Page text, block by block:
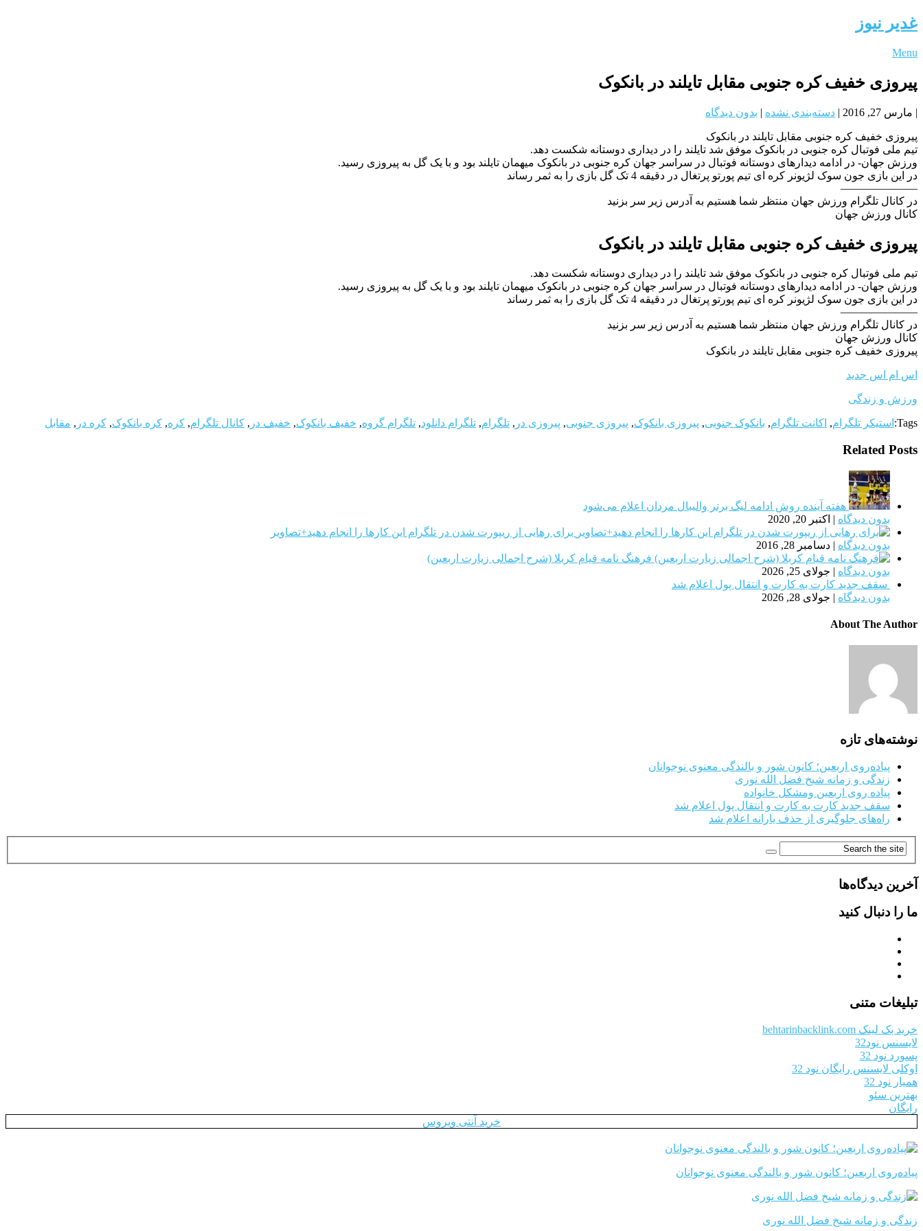
غدیر نیوز
Menu
پیروزی خفیف کره جنوبی مقابل تایلند در بانکوک
| مارس 27, 2016 | دسته‌بندی نشده | بدون دیدگاه
پیروزی خفیف کره جنوبی مقابل تایلند در بانکوک
تیم ملی فوتبال کره جنوبی در بانکوک موفق شد تایلند را در دیداری دوستانه شکست دهد.
ورزش جهان- در ادامه دیدارهای دوستانه فوتبال در سراسر جهان کره جنوبی در بانکوک میهمان تایلند بود و با یک گل به پیروزی رسید.
در این بازی جون سوک لژیونر کره ای تیم پورتو پرتغال در دقیقه 4 تک گل بازی را به ثمر رساند
———————
در کانال تلگرام ورزش جهان منتظر شما هستیم به آدرس زیر سر بزنید
کانال ورزش جهان
پیروزی خفیف کره جنوبی مقابل تایلند در بانکوک
تیم ملی فوتبال کره جنوبی در بانکوک موفق شد تایلند را در دیداری دوستانه شکست دهد.
ورزش جهان- در ادامه دیدارهای دوستانه فوتبال در سراسر جهان کره جنوبی در بانکوک میهمان تایلند بود و با یک گل به پیروزی رسید.
در این بازی جون سوک لژیونر کره ای تیم پورتو پرتغال در دقیقه 4 تک گل بازی را به ثمر رساند
———————
در کانال تلگرام ورزش جهان منتظر شما هستیم به آدرس زیر سر بزنید
کانال ورزش جهان
پیروزی خفیف کره جنوبی مقابل تایلند در بانکوک
اس ام اس جدید
ورزش و زندگی
Tags: استیکر تلگرام, اکانت تلگرام, بانکوک جنوبی, پیروزی بانکوک, پیروزی جنوبی, پیروزی در , تلگرام, تلگرام دانلود, تلگرام گروه, خفیف بانکوک, خفیف در , کانال تلگرام, کره, کره بانکوک, کره در , مقابل
Related Posts
هفته آینده روش ادامه لیگ برتر والیبال مردان اعلام می‌شود
بدون دیدگاه | اکتبر 20, 2020
برای رهایی از ریپورت شدن در تلگرام این کارها را انجام دهید+تصاویر
بدون دیدگاه | دسامبر 28, 2016
فرهنگ نامه قیام کربلا (شرح اجمالی زیارت اربعین)
بدون دیدگاه | جولای 25, 2026
سقف جدید کارت به کارت و انتقال پول اعلام شد
بدون دیدگاه | جولای 28, 2026
About The Author
نوشته‌های تازه
پیاده‌روی اربعین؛ کانون شور و بالندگی معنوی نوجوانان
زندگی و زمانه شیخ فضل الله نوری
پیاده روی اربعین ومشکل خانواده
سقف جدید کارت به کارت و انتقال پول اعلام شد
راه‌های جلوگیری از حذف یارانه اعلام شد
آخرین دیدگاه‌ها
ما را دنبال کنید
تبلیغات متنی
خرید بک لینک behtarinbacklink.com
لایسنس نود32
پسورد نود 32
اوکلی لایسنس رایگان نود 32
همیار نود 32
بهترین سئو
رایگان
خرید آنتی ویروس
پیاده‌روی اربعین؛ کانون شور و بالندگی معنوی نوجوانان
زندگی و زمانه شیخ فضل الله نوری